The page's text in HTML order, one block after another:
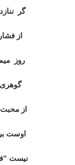
گر
از
روز
گوهری
از
اوست
نیست